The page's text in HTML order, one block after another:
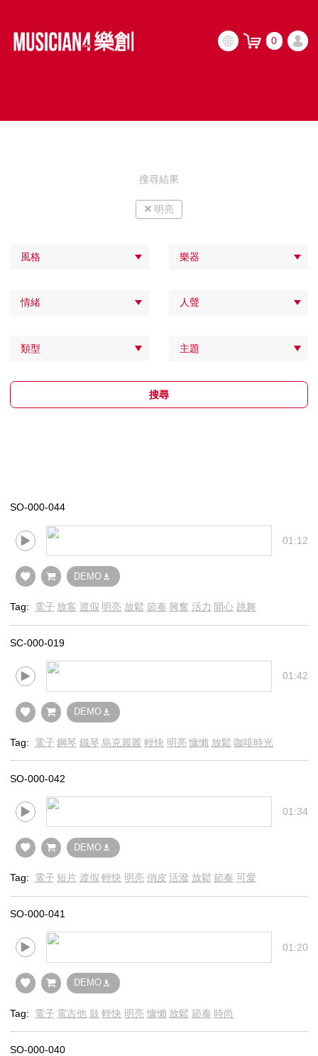
0
搜尋結果
× 明亮
風格 樂器
情緒 人聲
類型 主題
搜尋
SO-000-044
01:12
DEMO
Tag: 電子 放客 渡假 明亮 放鬆 節奏 興奮 活力 開心 跳舞
SC-000-019
01:42
DEMO
Tag: 電子 鋼琴 鐵琴 烏克麗麗 輕快 明亮 慵懶 放鬆 咖啡時光
SO-000-042
01:34
DEMO
Tag: 電子 短片 渡假 輕快 明亮 俏皮 活潑 放鬆 節奏 可愛
SO-000-041
01:20
DEMO
Tag: 電子 電吉他 鼓 輕快 明亮 慵懶 放鬆 節奏 時尚
SO-000-040